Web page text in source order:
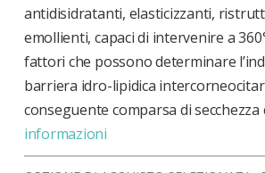
antidisidratanti, elasticizzanti,
emollienti, capaci di intervenire a
fattori che possono determinare
barriera idro-lipidica
conseguente comparsa di secchezza
informazioni